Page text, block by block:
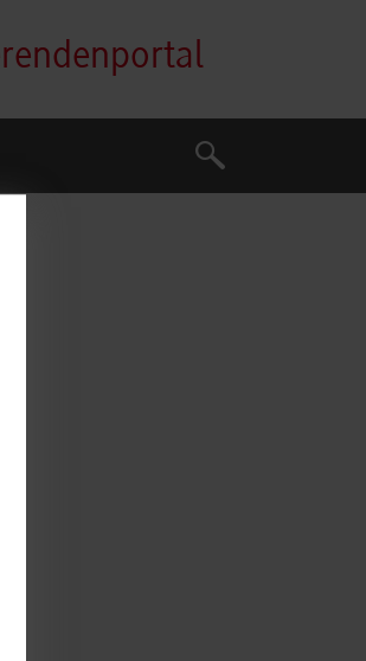
Suche
Suche